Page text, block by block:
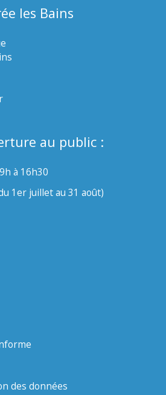
les Bains
au public :
à 16h30
1er juillet au 31 août)
des données